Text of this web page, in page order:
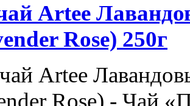
Artee
Rose) 250г
Artee
Rose) - Чай